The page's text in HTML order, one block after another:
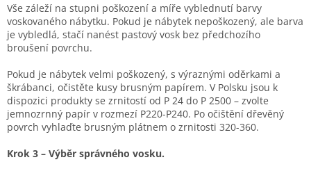
Vše záleží na stupni poškození a míře vyblednutí barvy
voskovaného nábytku. Pokud je nábytek nepoškozený, ale barva
je vybledlá, stačí nanést pastový vosk bez předchozího
broušení povrchu.
Pokud je nábytek velmi poškozený, s výraznými oděrkami a
škrábanci, očistěte kusy brusným papírem. V Polsku jsou k
dispozici produkty se zrnitostí od P 24 do P 2500 – zvolte
jemnozrnný papír v rozmezí P220-P240. Po očištění dřevěný
povrch vyhlaďte brusným plátnem o zrnitosti 320-360.
Krok 3 – Výběr správného vosku.